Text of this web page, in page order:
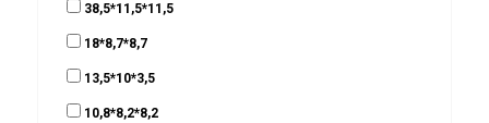
38,5*11,5*11,5
18*8,7*8,7
13,5*10*3,5
10,8*8,2*8,2